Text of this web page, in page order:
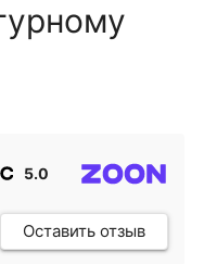
5.0
Оставить отзыв